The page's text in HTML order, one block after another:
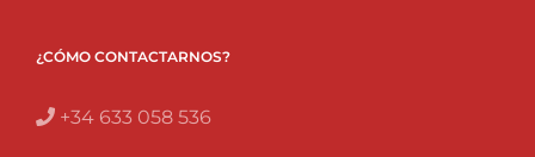
¿CÓMO CONTACTARNOS?
+34 633 058 536